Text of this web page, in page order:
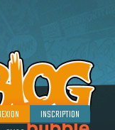
INSCRIPTION